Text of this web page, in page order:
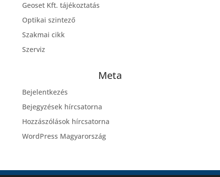
Geoset Kft. tájékoztatás
Optikai szintező
Szakmai cikk
Szerviz
Meta
Bejelentkezés
Bejegyzések hírcsatorna
Hozzászólások hírcsatorna
WordPress Magyarország